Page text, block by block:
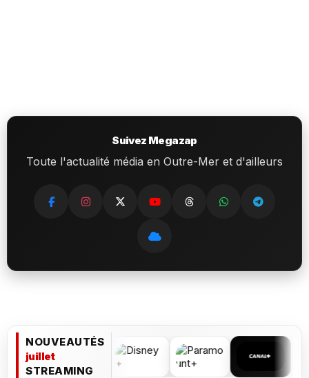
Suivez Megazap
Toute l'actualité média en Outre-Mer et d'ailleurs
NOUVEAUTÉS
juillet
STREAMING